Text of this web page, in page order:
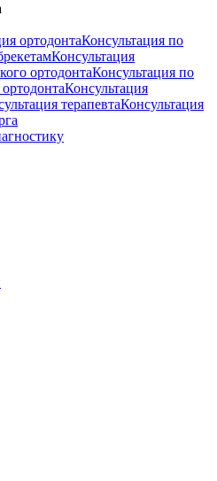
ортодонтаКонсультация по
Консультация
ортодонтаКонсультация по
Консультация
терапевтаКонсультация